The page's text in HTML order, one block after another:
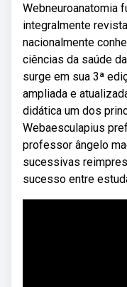
Webneuroanatomia
integralmente
nacionalmente
ciências da saúde
surge em sua 3ª
ampliada e
didática um dos
Webaesculapius
professor ângelo
sucessivas
sucesso entre